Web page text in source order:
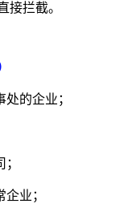
接拦截。
的企业；
业；